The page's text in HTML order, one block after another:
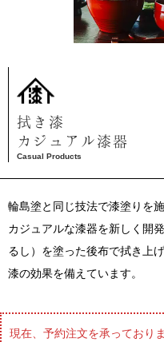
拭き漆
カジュアル漆器
Casual Products
輪島塗と同じ技法で漆塗りを
カジュアルな漆器を新しく開
るし）を塗った後布で拭き上
漆の効果を備えています。
現在、予約注文を承っており